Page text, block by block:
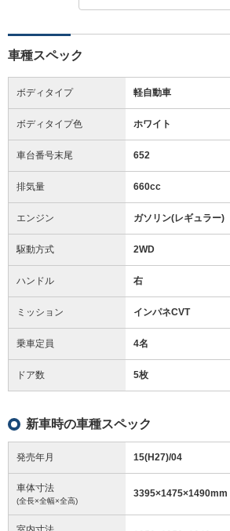
車種スペック
ボディタイプ 軽自動車
ボディタイプ色 ホワイト
車台番号末尾 652
排気量 660cc
エンジン ガソリン(レギュラー)
駆動方式 2WD
ハンドル 右
ミッション インパネCVT
乗車定員 4名
ドア数 5枚
新車時の車種スペック
発売年月 15(H27)/04
車体寸法
(全長×全幅×全高)
3395×1475×1490mm